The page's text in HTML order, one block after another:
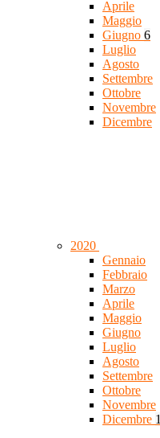
Aprile
Maggio
Giugno 6
Luglio
Agosto
Settembre
Ottobre
Novembre
Dicembre
2020
Gennaio
Febbraio
Marzo
Aprile
Maggio
Giugno
Luglio
Agosto
Settembre
Ottobre
Novembre
Dicembre 1